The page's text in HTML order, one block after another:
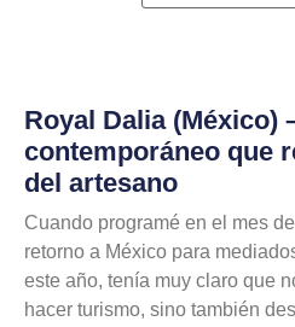
Royal Dalia (México)
contemporáneo que
del artesano
Cuando programé en el mes
retorno a México para
este año, tenía muy claro que
hacer turismo, sino también